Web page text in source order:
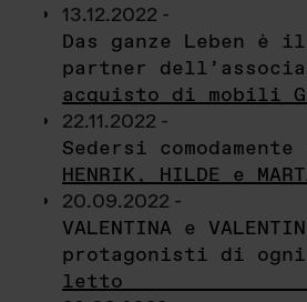
13.12.2022 -
Das ganze Leben è
partner
acquisto di mobili
22.11.2022 -
Sedersi comodamente
HENRIK, HILDE e
20.09.2022 -
VALENTINA e
protagonisti di ogni
letto